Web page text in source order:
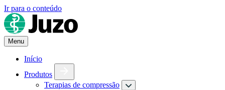
Ir para o conteúdo
Menu
Início
Produtos
Terapias de compressão